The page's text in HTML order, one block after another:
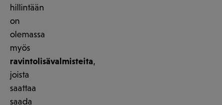
hillintään
on
olemassa
myös
ravintolisävalmisteita,
joista
saattaa
saada